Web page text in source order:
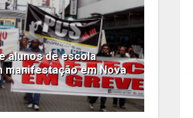
alunos de escola
manifestação em Nova